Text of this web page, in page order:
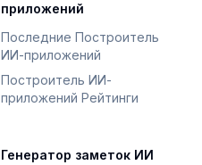
приложений
Последние Построитель
ИИ-приложений
Построитель ИИ-
приложений Рейтинги
Генератор заметок ИИ